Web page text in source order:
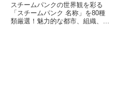
スチームパンクの世界観を彩る
「スチームパンク 名称」を80種
類厳選！魅力的な都市、組織、飛